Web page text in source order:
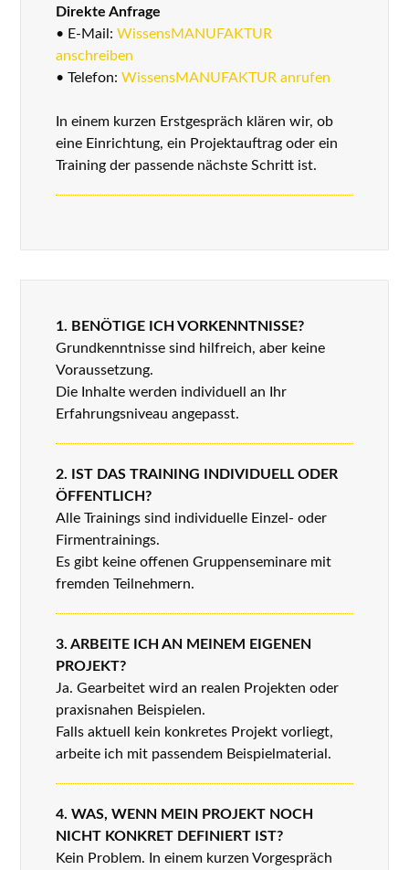
Direkte Anfrage
• E-Mail:WissensMANUFAKTUR
anschreiben
• Telefon:WissensMANUFAKTUR anrufen
In einem kurzen Erstgespräch klären wir, ob
eine Einrichtung, ein Projektauftrag oder ein
Training der passende nächste Schritt ist.
1. BENÖTIGE ICH VORKENNTNISSE?
Grundkenntnisse sind hilfreich, aber keine
Voraussetzung.
Die Inhalte werden individuell an Ihr
Erfahrungsniveau angepasst.
2. IST DAS TRAINING INDIVIDUELL ODER
ÖFFENTLICH?
Alle Trainings sind individuelle Einzel- oder
Firmentrainings.
Es gibt keine offenen Gruppenseminare mit
fremden Teilnehmern.
3. ARBEITE ICH AN MEINEM EIGENEN
PROJEKT?
Ja. Gearbeitet wird an realen Projekten oder
praxisnahen Beispielen.
Falls aktuell kein konkretes Projekt vorliegt,
arbeite ich mit passendem Beispielmaterial.
4. WAS, WENN MEIN PROJEKT NOCH
NICHT KONKRET DEFINIERT IST?
Kein Problem. In einem kurzen Vorgespräch